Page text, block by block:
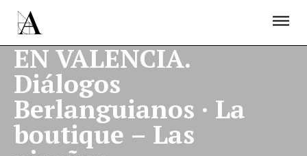
EN VALENCIA.
Diálogos
Berlanguianos · La
boutique – Las
ACTUALIDAD
ÚNETE A LA ACADEMIA DE CINE
NEWSLETTER